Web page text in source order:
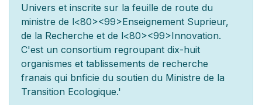
Univers et inscrite sur la feuille de route du
ministre de l<80><99>Enseignement Suprieur,
de la Recherche et de l<80><99>Innovation.
C'est un consortium regroupant dix-huit
organismes et tablissements de recherche
franais qui bnficie du soutien du Ministre de la
Transition Ecologique.'